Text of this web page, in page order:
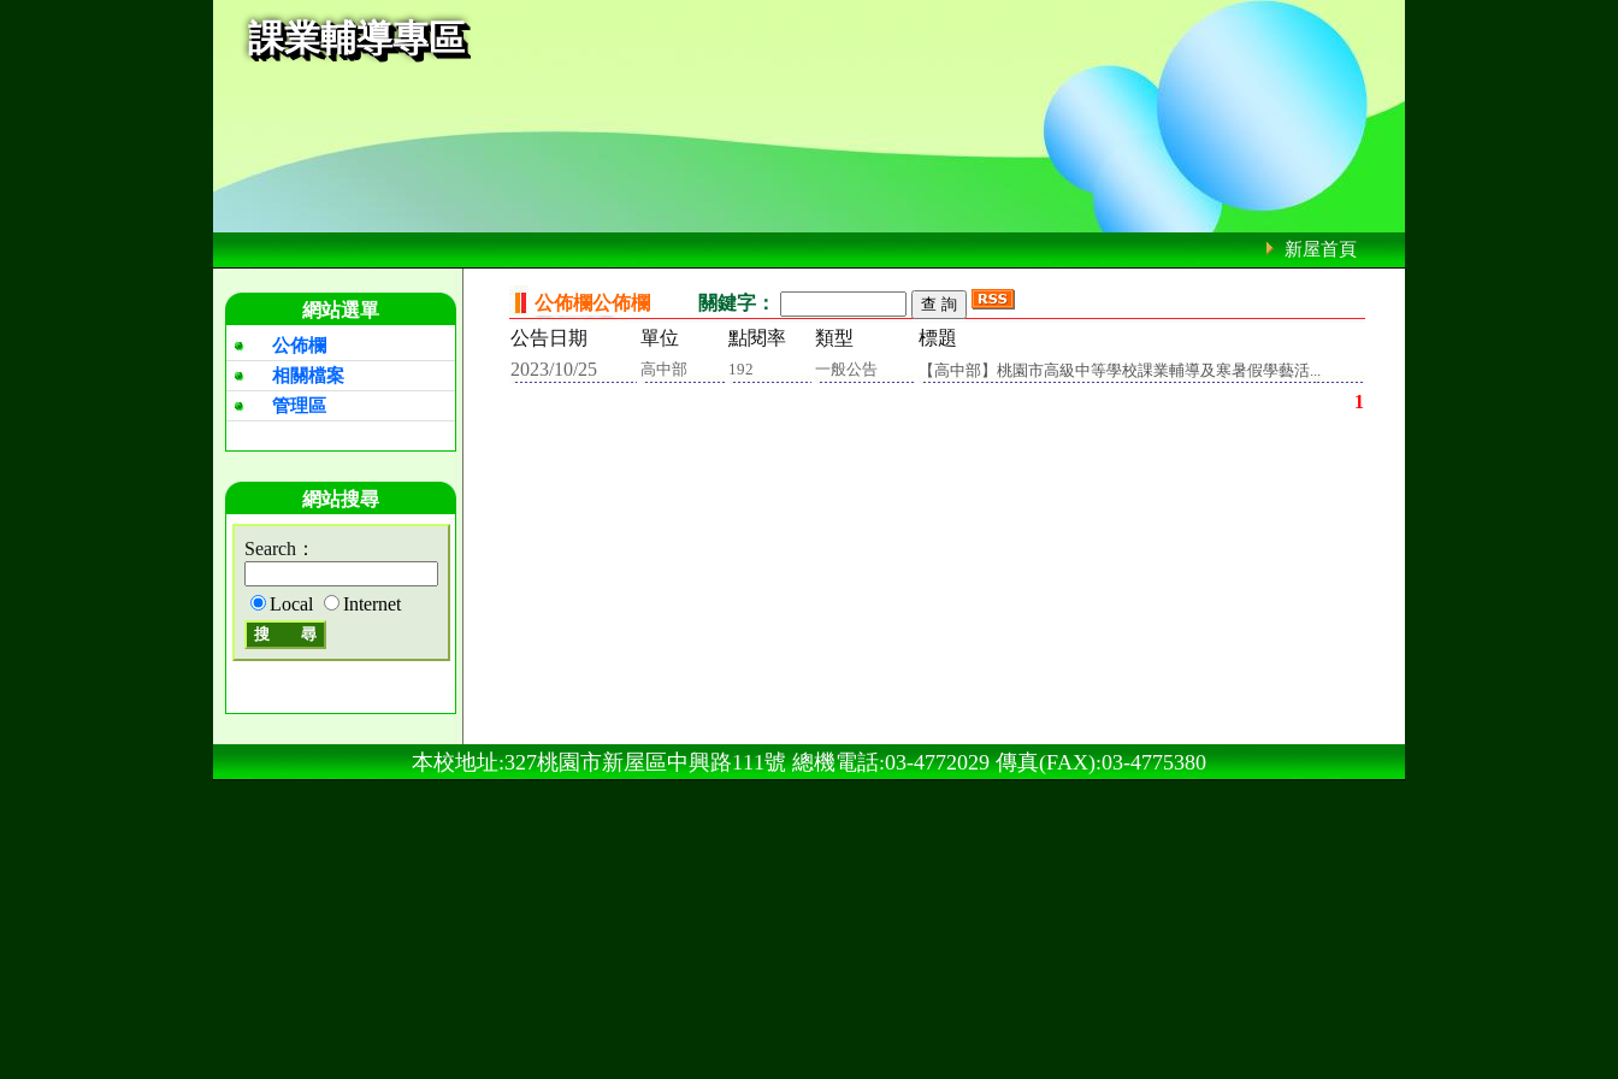
課業輔導專區
新屋首頁
網站選單
公佈欄
相關檔案
管理區
網站搜尋
Search：
Local Internet
公佈欄公佈欄
關鍵字：
公告日期
單位 點閱率 類型
標題
2023/10/25
高中部 192 一般公告 【高中部】桃園市高級中等學校課業輔導及寒暑假學藝活...
1
本校地址:327桃園市新屋區中興路111號 總機電話:03-4772029 傳真(FAX):03-4775380